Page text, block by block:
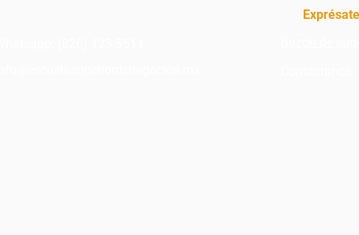
Exprésate